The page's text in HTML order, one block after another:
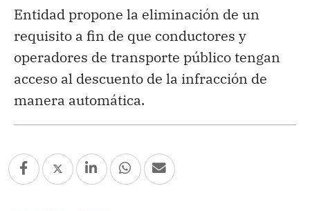
Entidad propone la eliminación de un
requisito a fin de que conductores y
operadores de transporte público tengan
acceso al descuento de la infracción de
manera automática.